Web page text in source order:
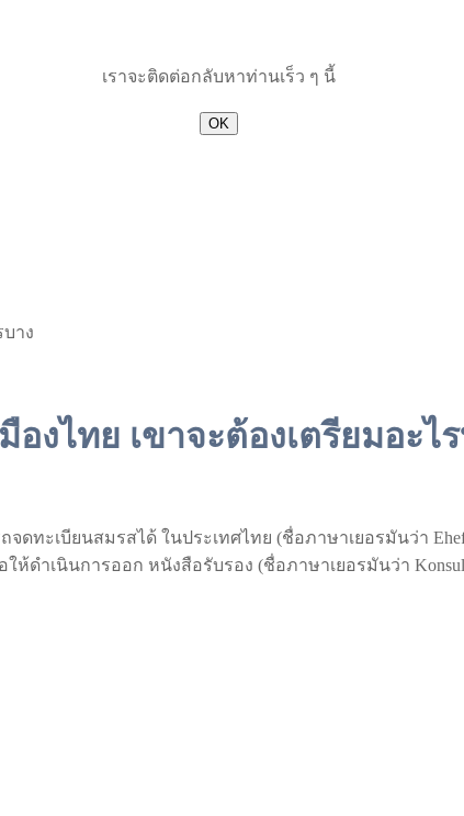
เราจะติดต่อกลับหาท่านเร็ว ๆ นี้
OK
าง
งไทย เขาจะต้องเตรียมอะไ
ะเบียนสมรสได้ ในประเทศไทย (ชื่อภาษาเยอรมันว่า
ดำเนินการออก หนังสือรับรอง (ชื่อภาษาเยอรมันว่า